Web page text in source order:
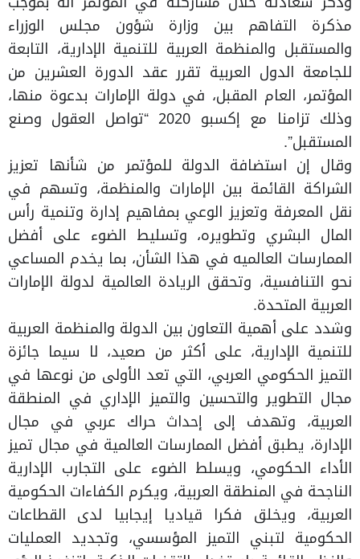
مذكرة التفاهم بين وزارة شؤون مجلس الوزراء
والمستقبل والمنظمة العربية للتنمية الإدارية، التابعة
للجامعة الدول العربية تقرر عقد الدورة العشرين من
المؤتمر، العام المقبل، في دولة الإمارات بدعوة منها،
وذلك تزامنا مع إكسبو 2020 “تواصل العقول وصنع
المستقبل”.
وقال إن استضافة الدولة للمؤتمر من شأنها تعزيز
الشراكة القائمة بين الإمارات والمنظمة، وتسهم في
نقل المعرفة وتعزيز الوعي بمفاهيم إدارة وتنمية رأس
المال البشري وتطويره، وتسليط الضوء على أفضل
الممارسات العالميه في هذا الشأن، بما يخدم المساعي
نحو التنافسية، وتحقق الريادة العالمية لدولة الإمارات
العربية المتحدة.
وشدد على أهمية التعاون بين الدولة والمنظمة العربية
للتنمية الإدارية، على أكثر من صعيد، لا سيما جائزة
التميز الحكومي العربي، التي تعد الأولى من نوعها في
مجال التطوير والتحسين والتميز الإداري في المنطقة
العربية، وتهدف إلى إحداث حراك عربي في مجال
الإدارة، يطبق أفضل الممارسات العالمية في مجال تميز
الأداء الحكومي، ويسلط الضوء على التجارب الإدارية
الناجحة في المنطقة العربية، ويكرم الكفاءات الحكومية
العربية، ويخلق فكرا قياديا إيجابيا لدى القطاعات
الحكومية لتبني التميز المؤسسي، وتجديد العمليات